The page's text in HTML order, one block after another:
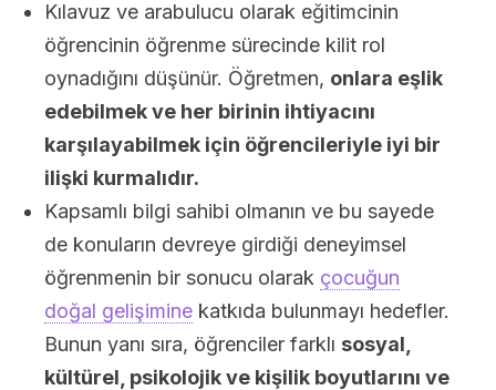
Kılavuz ve arabulucu olarak eğitimcinin
öğrencinin öğrenme sürecinde kilit rol
oynadığını düşünür. Öğretmen, onlara eşlik
edebilmek ve her birinin ihtiyacını
karşılayabilmek için öğrencileriyle iyi bir
ilişki kurmalıdır.
Kapsamlı bilgi sahibi olmanın ve bu sayede
de konuların devreye girdiği deneyimsel
öğrenmenin bir sonucu olarak çocuğun
doğal gelişimine katkıda bulunmayı hedefler.
Bunun yanı sıra, öğrenciler farklı sosyal,
kültürel, psikolojik ve kişilik boyutlarını ve